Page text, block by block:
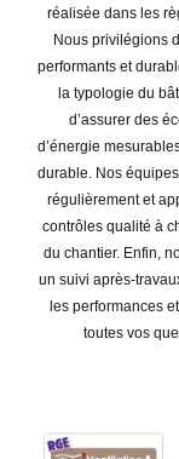
réalisée dans les
Nous privilégions
performants et
la typologie du
d’assurer des
d’énergie
durable. Nos
régulièrement et
contrôles qualité à
du chantier. Enfin,
un suivi après-
les performances
toutes vos